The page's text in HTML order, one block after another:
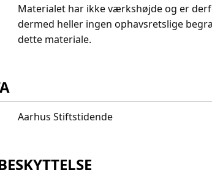
Materialet har ikke værkshøjde og er
dermed heller ingen ophavsretslige
dette materiale.
Aarhus Stiftstidende